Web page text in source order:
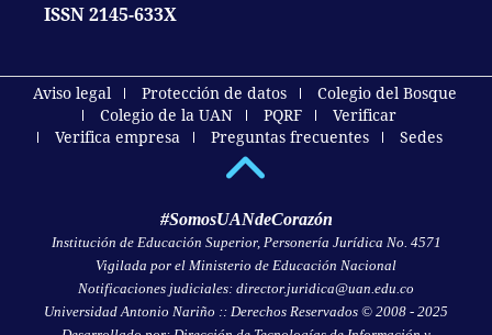
ISSN 2145-633X
Aviso legal Protección de datos
Colegio del Bosque
Colegio de la UAN
PQRF
Verificar
Verifica empresa
Preguntas frecuentes Sedes
#SomosUANdeCorazón
Institución de Educación Superior, Personería Jurídica No. 4571
Vigilada por el Ministerio de Educación Nacional
Notificaciones judiciales: director.juridica@uan.edu.co
Universidad Antonio Nariño :: Derechos Reservados © 2008 - 2025